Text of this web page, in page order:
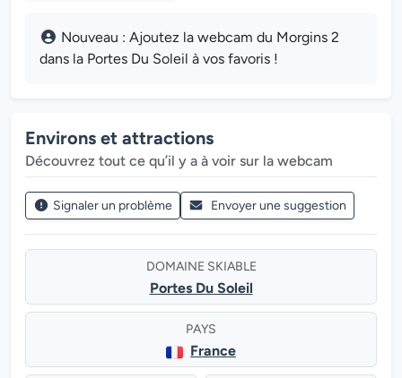
Nouveau : Ajoutez la webcam du Morgins 2
dans la Portes Du Soleil à vos favoris !
Environs et attractions
Découvrez tout ce qu’il y a à voir sur la webcam
Signaler un problème Envoyer une suggestion
DOMAINE SKIABLE
Portes Du Soleil
PAYS
France